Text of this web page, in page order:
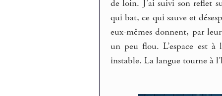
de loin. J’ai suivi son reflet
qui bat, ce qui sauve et
eux-mêmes donnent, par
un peu flou. L’espace est
instable. La langue tourne à